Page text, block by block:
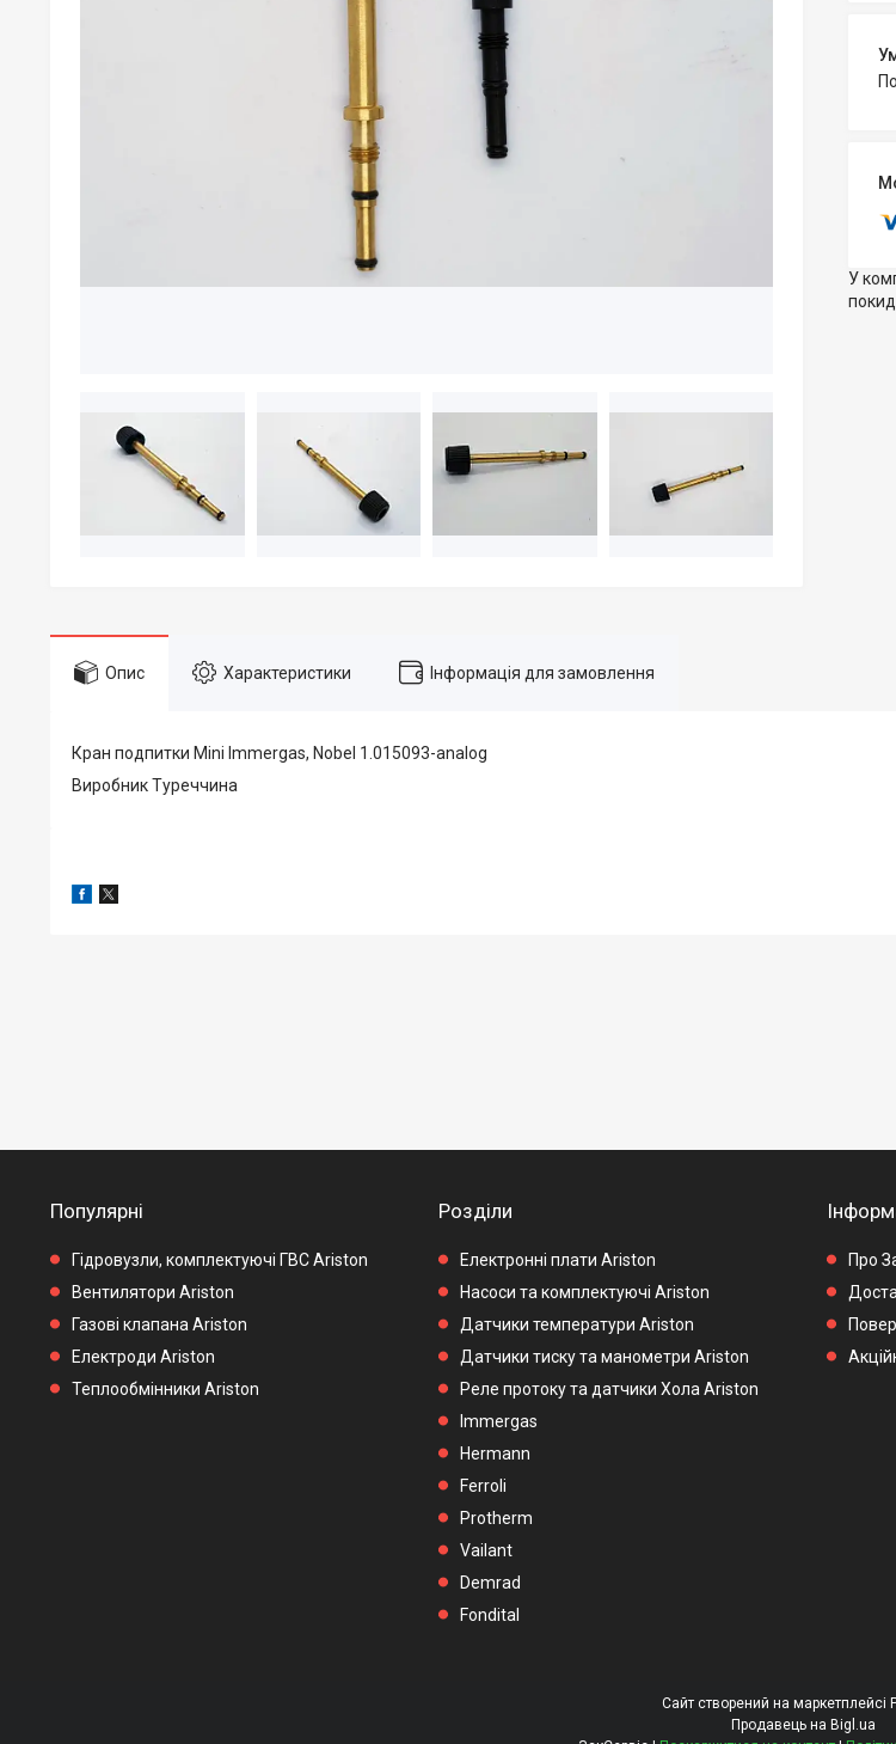
У
Опис Характеристики Інформація для замовлення
Кран подпитки Mini Immergas, Nobel 1.015093-analog
Виробник Туреччина
Популярні
Гідровузли, комплектуючі ГВС Ariston
Вентилятори Ariston
Газові клапана Ariston
Електроди Ariston
Теплообмінники Ariston
Розділи
Електронні плати Ariston
Насоси та комплектуючі Ariston
Датчики температури Ariston
Датчики тиску та манометри Ariston
Реле протоку та датчики Хола Ariston
Immergas
Hermann
Ferroli
Protherm
Vailant
Demrad
Fondital
Про
Сайт створений на маркетплейсі
Продавець на Bigl.ua